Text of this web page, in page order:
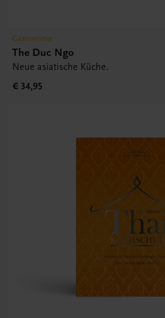
Gastronomie
The Duc Ngo
Neue asiatische Küche.
€ 34,95